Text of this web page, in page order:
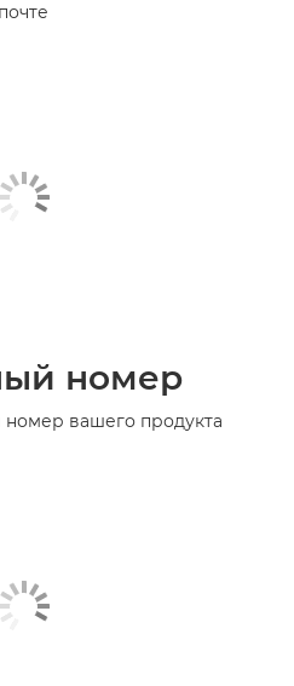
почте
номер
вашего продукта